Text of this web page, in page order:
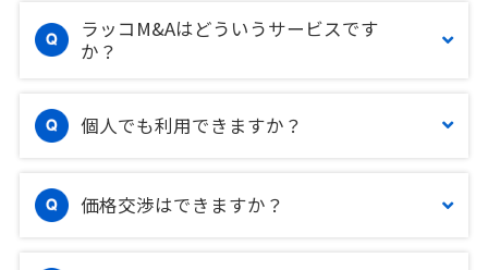
ラッコM&Aはどういうサービスです
か？
個人でも利用できますか？
価格交渉はできますか？